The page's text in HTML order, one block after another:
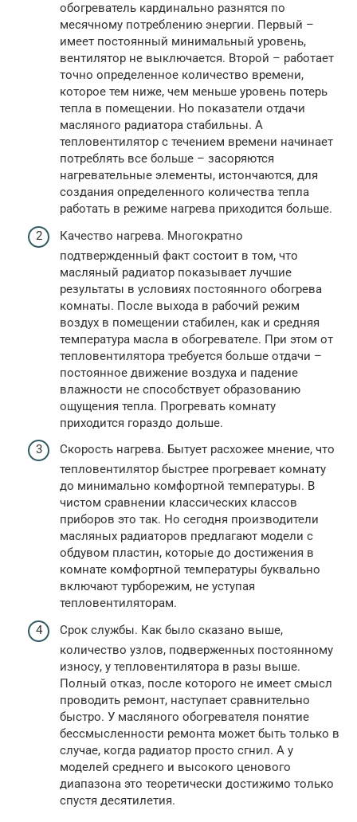
обогреватель кардинально разнятся по
месячному потреблению энергии. Первый –
имеет постоянный минимальный уровень,
вентилятор не выключается. Второй – работает
точно определенное количество времени,
которое тем ниже, чем меньше уровень потерь
тепла в помещении. Но показатели отдачи
масляного радиатора стабильны. А
тепловентилятор с течением времени начинает
потреблять все больше – засоряются
нагревательные элементы, истончаются, для
создания определенного количества тепла
работать в режиме нагрева приходится больше.
Качество нагрева. Многократно
подтвержденный факт состоит в том, что
масляный радиатор показывает лучшие
результаты в условиях постоянного обогрева
комнаты. После выхода в рабочий режим
воздух в помещении стабилен, как и средняя
температура масла в обогревателе. При этом от
тепловентилятора требуется больше отдачи –
постоянное движение воздуха и падение
влажности не способствует образованию
ощущения тепла. Прогревать комнату
приходится гораздо дольше.
Скорость нагрева. Бытует расхожее мнение, что
тепловентилятор быстрее прогревает комнату
до минимально комфортной температуры. В
чистом сравнении классических классов
приборов это так. Но сегодня производители
масляных радиаторов предлагают модели с
обдувом пластин, которые до достижения в
комнате комфортной температуры буквально
включают турборежим, не уступая
тепловентиляторам.
Срок службы. Как было сказано выше,
количество узлов, подверженных постоянному
износу, у тепловентилятора в разы выше.
Полный отказ, после которого не имеет смысл
проводить ремонт, наступает сравнительно
быстро. У масляного обогревателя понятие
бессмысленности ремонта может быть только в
случае, когда радиатор просто сгнил. А у
моделей среднего и высокого ценового
диапазона это теоретически достижимо только
спустя десятилетия.